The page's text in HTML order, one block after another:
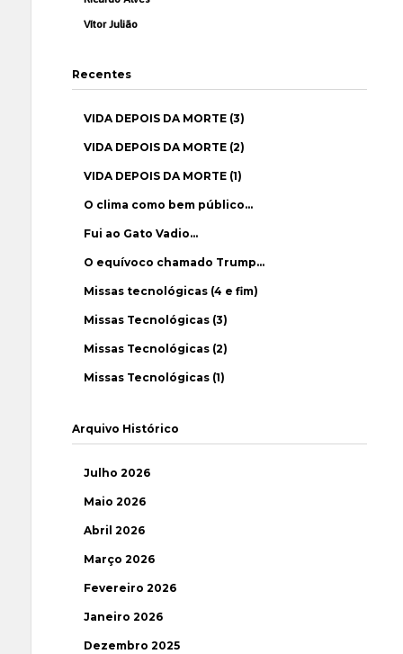
Vítor Julião
Recentes
VIDA DEPOIS DA MORTE (3)
VIDA DEPOIS DA MORTE (2)
VIDA DEPOIS DA MORTE (1)
O clima como bem público…
Fui ao Gato Vadio…
O equívoco chamado Trump…
Missas tecnológicas (4 e fim)
Missas Tecnológicas (3)
Missas Tecnológicas (2)
Missas Tecnológicas (1)
Arquivo Histórico
Julho 2026
Maio 2026
Abril 2026
Março 2026
Fevereiro 2026
Janeiro 2026
Dezembro 2025